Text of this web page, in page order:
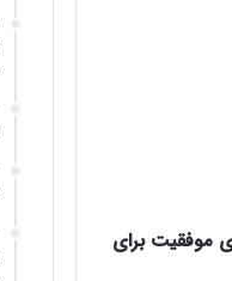
موفقیت برای